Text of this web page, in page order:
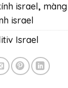
israel,
israel
Israel